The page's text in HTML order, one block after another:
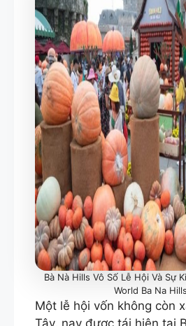
Bà Nà Hills Vô Số Lễ Hội Và Sự
World Ba Na
Một lễ hội vốn không còn
Tây, nay được tái hiện tại